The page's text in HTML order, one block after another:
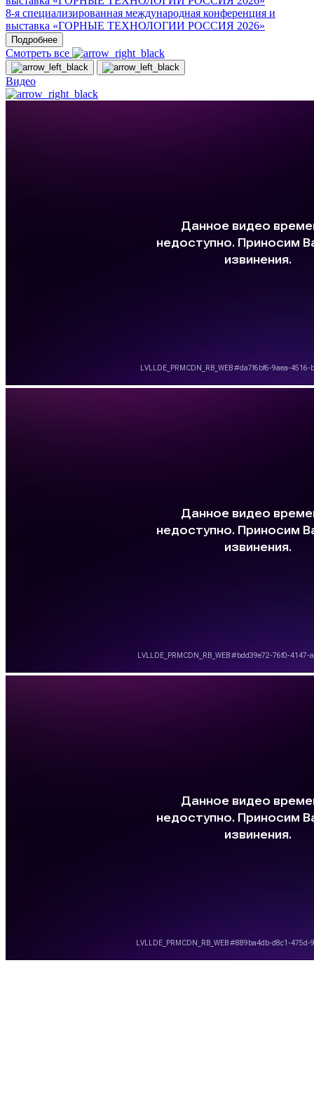
8-я специализированная международная конференция и
выставка «ГОРНЫЕ ТЕХНОЛОГИИ РОССИЯ 2026»
Подробнее
Смотреть все
Видео